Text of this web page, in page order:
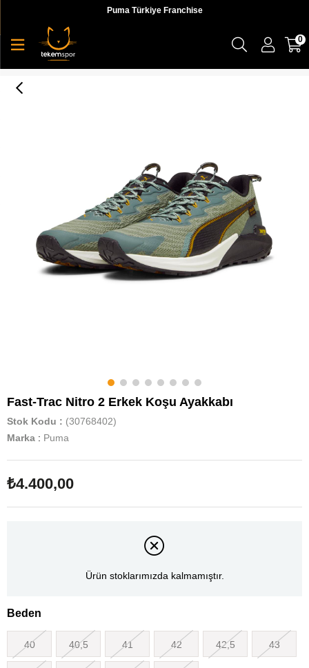
Puma Türkiye Franchise
0
Fast-Trac Nitro 2 Erkek Koşu Ayakkabı
Stok Kodu
(30768402)
Marka : Puma
₺4.400,00
Ürün stoklarımızda kalmamıştır.
Beden
40 40,5 41 42 42,5 43